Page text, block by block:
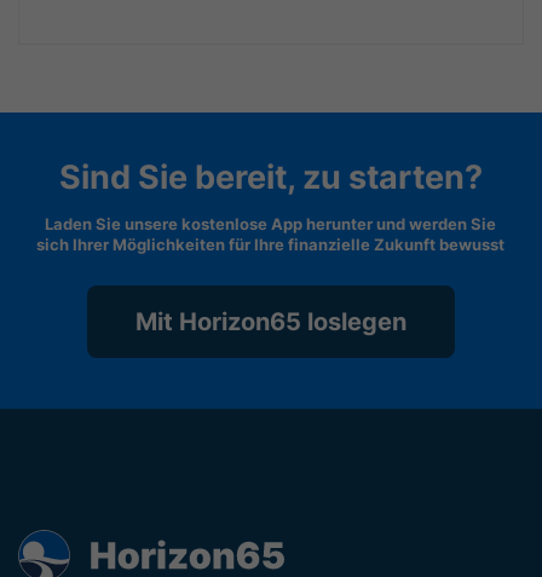
Sind Sie bereit, zu starten?
Laden Sie unsere kostenlose App herunter und werden Sie
sich Ihrer Möglichkeiten für Ihre finanzielle Zukunft bewusst
Mit Horizon65 loslegen